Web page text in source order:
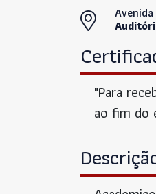
"Para
ao fim do